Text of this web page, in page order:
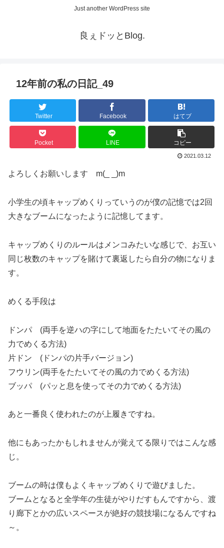
Just another WordPress site
良ぇドッとBlog.
12年前の私の日記_49
Twitter Facebook はてブ
Pocket LINE コピー
2021.03.12
よろしくお願いします m(_ _)m
小学生の頃キャップめくりっていうのが僕の記憶では2回
大きなブームになったように記憶してます。
キャップめくりのルールはメンコみたいな感じで、お互い
同じ枚数のキャップを賭けて裏返したら自分の物になりま
す。
めくる手段は
ドンパ (両手を逆ハの字にして地面をたたいてその風の
力でめくる方法)
片ドン (ドンパの片手バージョン)
フウリン(両手をたたいてその風の力でめくる方法)
ブッパ (パッと息を使ってその力でめくる方法)
あと一番良く使われたのが上履きですね。
他にもあったかもしれませんが覚えてる限りではこんな感
じ。
ブームの時は僕もよくキャップめくりで遊びました。
ブームとなると全学年の生徒がやりだすもんですから、渡
り廊下とかの広いスペースが絶好の競技場になるんですね
～。